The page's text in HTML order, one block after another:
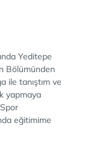
Yeditepe
Bölümünden
ile tanıştım ve
yapmaya
eğitimime